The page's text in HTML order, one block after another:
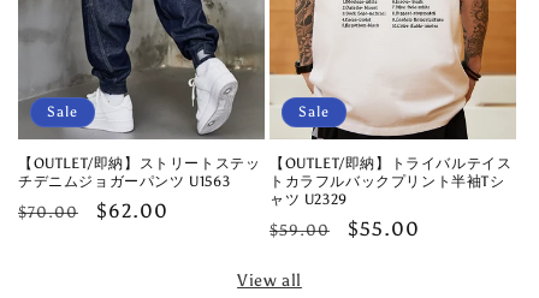
Sale
【OUTLET/即納】ストリートステッ
チデニムジョガーパンツ U1563
Regular
$70.00
Sale
$62.00
Sale
【OUTLET/即納】トライバルテイス
トカラフルバックプリント半袖Tシ
ャツ U2329
Regular
$59.00
Sale
$55.00
View all